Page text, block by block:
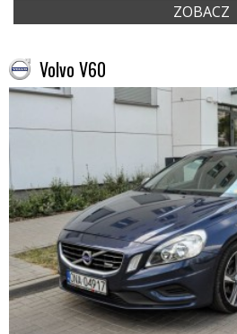
ZOBACZ
Volvo V60